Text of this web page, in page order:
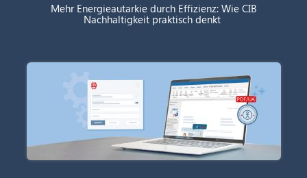
Mehr Energieautarkie durch Effizienz: Wie CIB
Nachhaltigkeit praktisch denkt